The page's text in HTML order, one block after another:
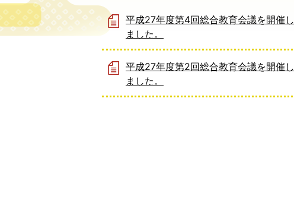
平成27年度第4回総合教育会議を開催し
ました。
平成27年度第2回総合教育会議を開催し
ました。